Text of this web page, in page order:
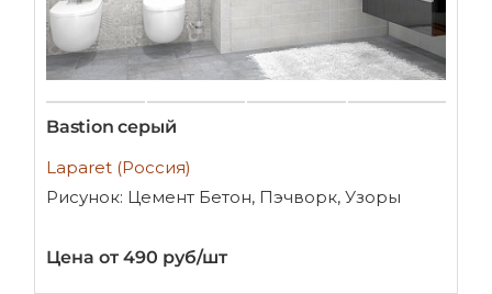
Bastion серый
Laparet (Россия)
Рисунок: Цемент Бетон, Пэчворк, Узоры
Цена от 490 руб/шт